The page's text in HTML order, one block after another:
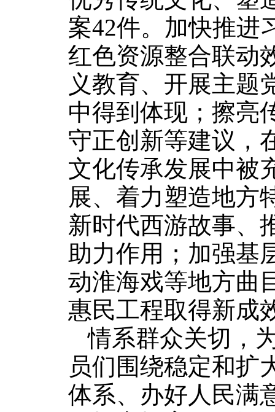
案42件。加快推进
红色资源整合联动
义教育、开展主题
中得到体现；擦亮
守正创新等建议，
文化传承发展中被
展、着力塑造地方
新时代西游故事、
助力作用；加强基
动淮海戏等地方曲
惠民工程取得新成
情系群众关切，
员们围绕稳定和扩
体系、办好人民满